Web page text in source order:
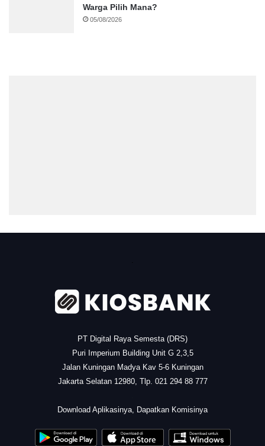
Warga Pilih Mana?
05/08/2026
PT Digital Raya Semesta (DRS)
Puri Imperium Building Unit G 2,3,5
Jalan Kuningan Madya Kav 5-6 Kuningan
Jakarta Selatan 12980, Tlp. 021 294 88 777
Download Aplikasinya, Dapatkan Komisinya